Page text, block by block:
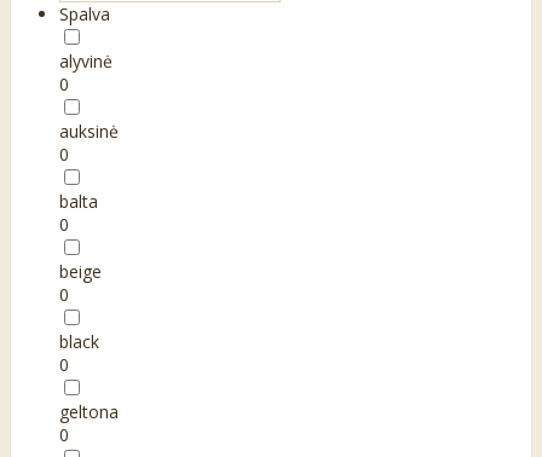
Spalva
alyvinė
0
auksinė
0
balta
0
beige
0
black
0
geltona
0